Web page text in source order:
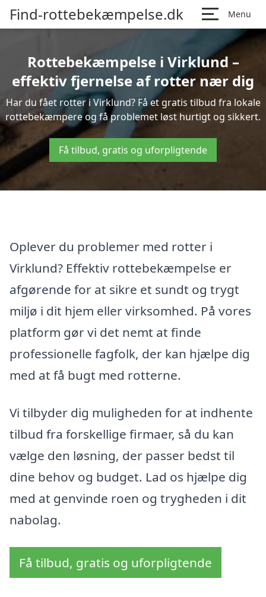
Find-rottebekæmpelse.dk Menu
Rottebekæmpelse i Virklund –
effektiv fjernelse af rotter nær dig
Har du fået rotter i Virklund? Få et gratis tilbud fra lokale
rottebekæmpere og få problemet løst hurtigt og sikkert.
Få tilbud, gratis og uforpligtende
Oplever du problemer med rotter i
Virklund? Effektiv rottebekæmpelse er
afgørende for at sikre et sundt og trygt
miljø i dit hjem eller virksomhed. På vores
platform gør vi det nemt at finde
professionelle fagfolk, der kan hjælpe dig
med at få bugt med rotterne.
Vi tilbyder dig muligheden for at indhente
tilbud fra forskellige firmaer, så du kan
vælge den løsning, der passer bedst til
dine behov og budget. Lad os hjælpe dig
med at genvinde roen og trygheden i dit
nabolag.
Få tilbud, gratis og uforpligtende